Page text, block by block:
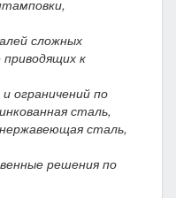
сложных
к
ограничений по
сталь,
сталь,
решения по